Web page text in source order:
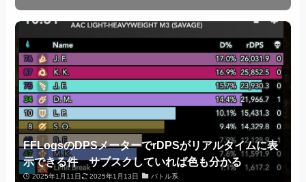
FFLogsのDPSメーターでrDPSがリアルタイムに表
示できる件 サブスクしていれば色も分かる
2025年1月11日 2025年1月13日 バトル系